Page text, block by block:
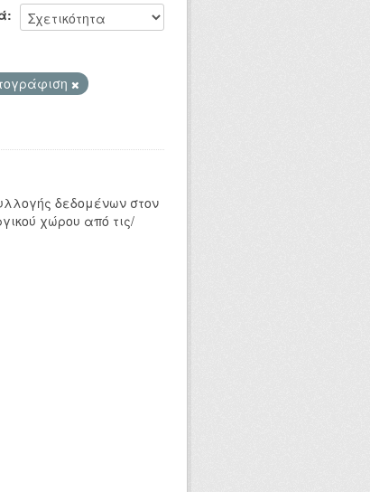
δεδομένων στον
χώρου από τις/